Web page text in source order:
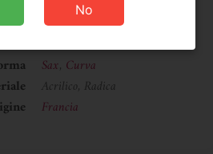
105 × 35 × 45 mm
Scatola
Sax, Curva
Acrilico, Radica
Francia
No